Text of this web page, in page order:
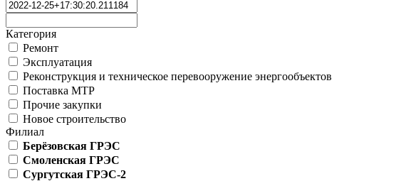
Категория
Ремонт
Эксплуатация
Реконструкция и техническое перевооружение энергообъектов
Поставка МТР
Прочие закупки
Новое строительство
Филиал
Берёзовская ГРЭС
Смоленская ГРЭС
Сургутская ГРЭС-2